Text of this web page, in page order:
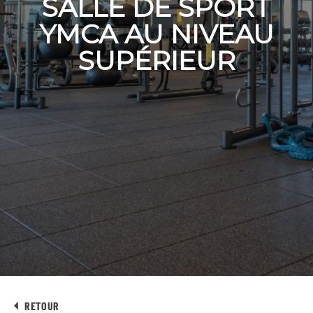
SALLE DE SPORT
YMCA AU NIVEAU
SUPÉRIEUR
RETOUR